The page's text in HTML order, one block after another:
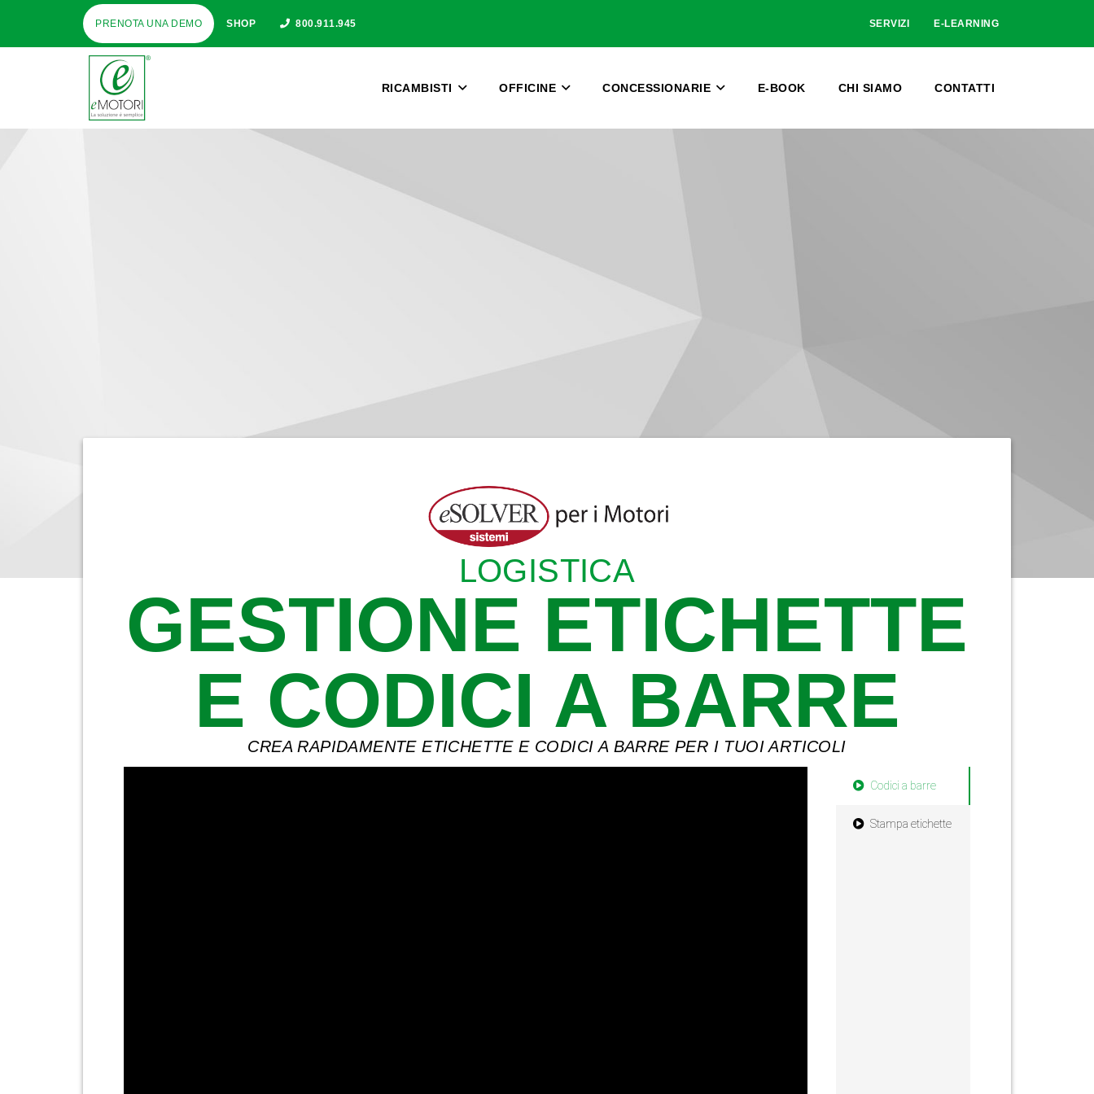
PRENOTA UNA DEMO SHOP 800.911.945 SERVIZI E-LEARNING
RICAMBISTI OFFICINE CONCESSIONARIE E-BOOK CHI SIAMO CONTATTI
LOGISTICA
GESTIONE ETICHETTE
E CODICI A BARRE
CREA RAPIDAMENTE ETICHETTE E CODICI A BARRE PER I TUOI ARTICOLI
Codici a barre
Stampa etichette